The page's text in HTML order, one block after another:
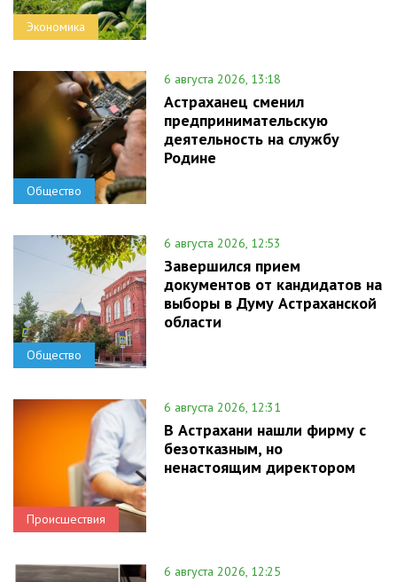
Экономика
Общество
6 августа 2026, 13:18
Астраханец сменил
предпринимательскую
деятельность на службу
Родине
Общество
6 августа 2026, 12:53
Завершился прием
документов от кандидатов на
выборы в Думу Астраханской
области
Происшествия
6 августа 2026, 12:31
В Астрахани нашли фирму с
безотказным, но
ненастоящим директором
6 августа 2026, 12:25